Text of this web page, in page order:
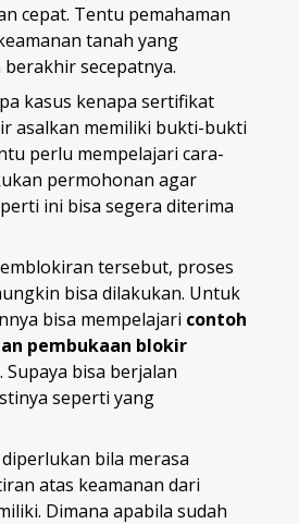
cepat. Tentu pemahaman
tanah yang
secepatnya.
kasus kenapa sertifikat
asalkan memiliki bukti-bukti
perlu mempelajari cara-
permohonan agar
ini bisa segera diterima
tersebut, proses
bisa dilakukan. Untuk
bisa mempelajari contoh
pembukaan blokir
. Supaya bisa berjalan
seperti yang
bila merasa
atas keamanan dari
Dimana apabila sudah